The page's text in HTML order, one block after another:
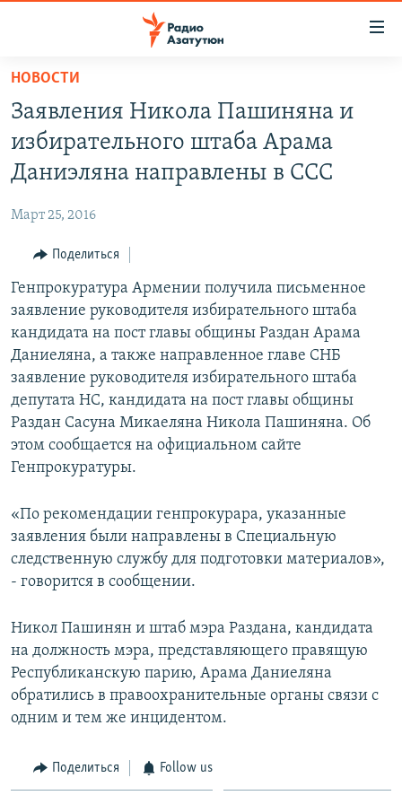
Перейти
основному
содержанию
Перейти
основной
навигации
Перейти
поиску
НОВОСТИ
ПОЛИТИКА
ЭКОНОМИКА
РЕГИОН
НАГОРНЫЙ КАРАБАХ
СПОРТ
АРХИВ
Հայերեն
English
Все сайты Радио Азатутюн
НОВОСТИ
Заявления Никола Пашиняна и
избирательного штаба Арама
Даниэляна направлены в ССС
Март 25, 2016
Поделиться
Генпрокуратура Армении получила письменное
заявление руководителя избирательного штаба
кандидата на пост главы общины Раздан Арама
Даниеляна, а также направленное главе СНБ
заявление руководителя избирательного штаба
депутата НС, кандидата на пост главы общины
Раздан Сасуна Микаеляна Никола Пашиняна. Об
этом сообщается на официальном сайте
Генпрокуратуры.
«По рекомендации генпрокурара, указанные
заявления были направлены в Специальную
следственную службу для подготовки материалов»,
- говорится в сообщении.
Никол Пашинян и штаб мэра Раздана, кандидата
на должность мэра, представляющего правящую
Республиканскую парию, Арама Даниеляна
обратились в правоохранительные органы связи с
одним и тем же инцидентом.
Поделиться Follow us